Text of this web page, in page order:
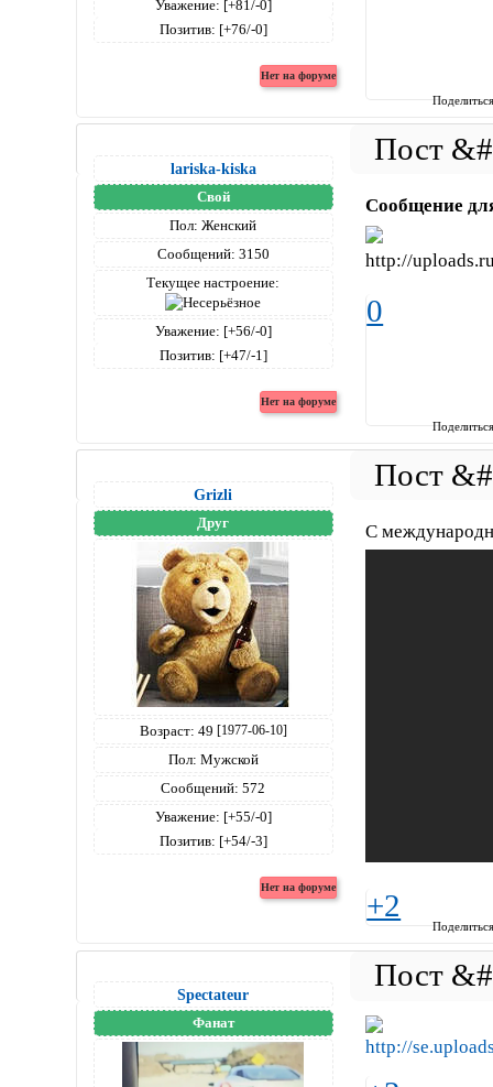
Уважение: [+81/-0]
Позитив: [+76/-0]
lariska-kiska
Свой
Пол: Женский
Сообщений: 3150
Текущее настроение:
Уважение: [+56/-0]
Позитив: [+47/-1]
Сообщение
0
Grizli
Друг
Возраст: 49 [1977-06-10]
Пол: Мужской
Сообщений: 572
Уважение: [+55/-0]
Позитив: [+54/-3]
С
+2
Spectateur
Фанат